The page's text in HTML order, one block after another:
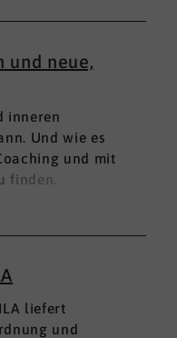
und neue,
inneren
Und wie es
und mit
finden.
liefert
und